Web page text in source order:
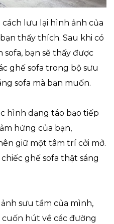
lưu lại hình ảnh của
thấy thích. Sau khi có
bạn sẽ thấy được
ghế sofa trong bộ sưu
sofa mà bạn muốn.
hình dạng táo bạo tiếp
hứng của bạn,
giữ một tâm trí cởi mở.
ghế sofa thật sáng
sưu tầm của mình,
hút về các đường